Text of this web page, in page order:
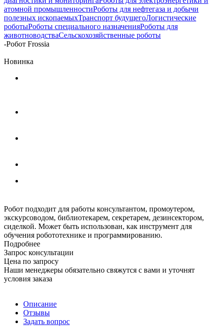
атомной промышленностиРоботы для нефтегаза и добычи
полезных ископаемыхТранспорт будущегоЛогистические
роботыРоботы специального назначенияРоботы для
животноводстваСельскохозяйственные роботы
-Робот Frossia
Новинка
Робот подходит для работы консультантом, промоутером,
экскурсоводом, библиотекарем, секретарем, дезинсектором,
сиделкой. Может быть использован, как инструмент для
обучения робототехнике и программированию.
Подробнее
Запрос консультации
Цена по запросу
Наши менеджеры обязательно свяжутся с вами и уточнят
условия заказа
Описание
Отзывы
Задать вопрос